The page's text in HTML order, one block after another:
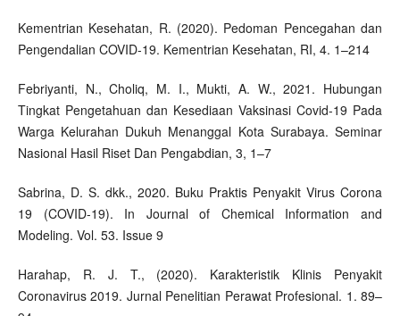
Kementrian Kesehatan, R. (2020). Pedoman Pencegahan dan
Pengendalian COVID-19. Kementrian Kesehatan, RI, 4. 1–214
Febriyanti, N., Choliq, M. I., Mukti, A. W., 2021. Hubungan
Tingkat Pengetahuan dan Kesediaan Vaksinasi Covid-19 Pada
Warga Kelurahan Dukuh Menanggal Kota Surabaya. Seminar
Nasional Hasil Riset Dan Pengabdian, 3, 1–7
Sabrina, D. S. dkk., 2020. Buku Praktis Penyakit Virus Corona
19 (COVID-19). In Journal of Chemical Information and
Modeling. Vol. 53. Issue 9
Harahap, R. J. T., (2020). Karakteristik Klinis Penyakit
Coronavirus 2019. Jurnal Penelitian Perawat Profesional. 1. 89–